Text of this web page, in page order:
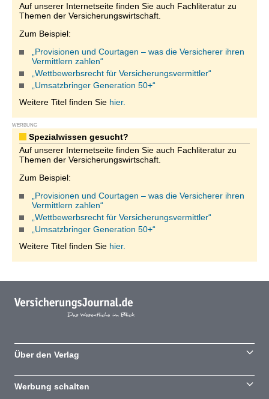
Auf unserer Internetseite finden Sie auch Fachliteratur zu
Themen der Versicherungswirtschaft.
Zum Beispiel:
„Provisionen und Courtagen – was die Versicherer ihren
Vermittlern zahlen“
„Wettbewerbsrecht für Versicherungsvermittler“
„Umsatzbringer Generation 50+“
Weitere Titel finden Sie hier.
WERBUNG
Spezialwissen gesucht?
Auf unserer Internetseite finden Sie auch Fachliteratur zu
Themen der Versicherungswirtschaft.
Zum Beispiel:
„Provisionen und Courtagen – was die Versicherer ihren
Vermittlern zahlen“
„Wettbewerbsrecht für Versicherungsvermittler“
„Umsatzbringer Generation 50+“
Weitere Titel finden Sie hier.
Über den Verlag
Werbung schalten